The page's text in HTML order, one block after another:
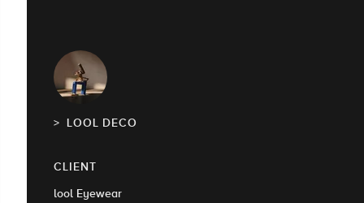
LOOL DECO
CLIENT
lool Eyewear